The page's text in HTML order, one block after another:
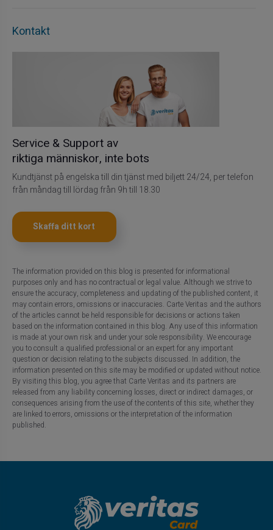
Kontakt
Service & Support av
riktiga människor, inte bots
Kundtjänst på engelska till din tjänst med biljett 24/24, per telefon
från måndag till lördag från 9h till 18.30
Skaffa ditt kort
The information provided on this blog is presented for informational
purposes only and has no contractual or legal value. Although we strive to
ensure the accuracy, completeness and updating of the published content, it
may contain errors, omissions or inaccuracies. Carte Veritas and the authors
of the articles cannot be held responsible for decisions or actions taken
based on the information contained in this blog. Any use of this information
is made at your own risk and under your sole responsibility. We encourage
you to consult a qualified professional or an expert for any important
question or decision relating to the subjects discussed. In addition, the
information presented on this site may be modified or updated without notice.
By visiting this blog, you agree that Carte Veritas and its partners are
released from any liability concerning losses, direct or indirect damages, or
consequences arising from the use of the contents of this site, whether they
are linked to errors, omissions or the interpretation of the information
published.